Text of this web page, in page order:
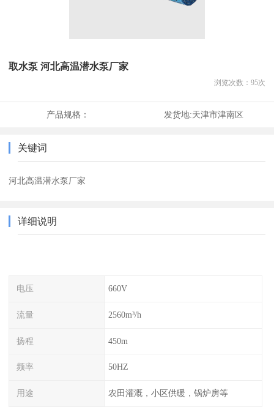
取水泵 河北高温潜水泵厂家
浏览次数： 95次
产品规格： 发货地:天津市津南区
关键词
河北高温潜水泵厂家
详细说明
电压 660V
流量 2560m³/h
扬程 450m
频率 50HZ
用途 农田灌溉，小区供暖，锅炉房等